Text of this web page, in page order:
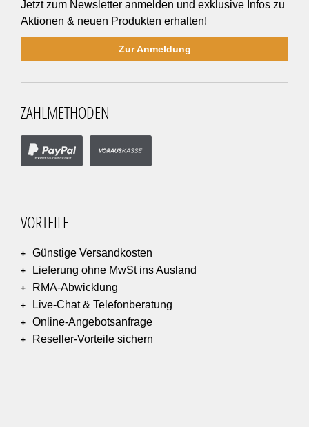
Jetzt zum Newsletter anmelden und exklusive Infos zu
Aktionen & neuen Produkten erhalten!
Zur Anmeldung
ZAHLMETHODEN
VORTEILE
Günstige Versandkosten
Lieferung ohne MwSt ins Ausland
RMA-Abwicklung
Live-Chat & Telefonberatung
Online-Angebotsanfrage
Reseller-Vorteile sichern